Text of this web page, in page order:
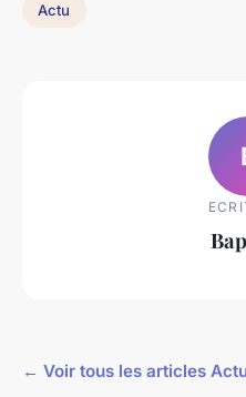
Actu
← Voir tous les articles